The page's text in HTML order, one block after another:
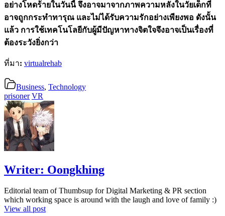
อย่างโหดร้ายในวันนี้ จึงอาจมาจากภาพความหลังในวัยเด็กที่
อาจถูกกระทำทารุณ และไม่ได้รับความรักอย่างเพียงพอ ดังนั้น
แล้ว การใช้เทคโนโลยีกับผู้มีปัญหาทางจิตใจจึงอาจเป็นเรื่องที่
ต้องระวังยิ่งกว่า
ที่มา: virtualrehab
Business, Technology
prisoner VR
Writer: Oongkhing
Editorial team of Thumbsup for Digital Marketing & PR section
which working space is around with the laugh and love of family :)
View all post